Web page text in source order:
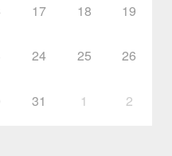
17 18 19
24 25 26
31 1 2